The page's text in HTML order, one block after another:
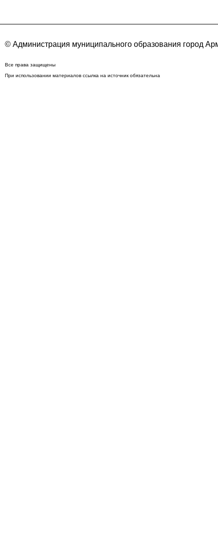
© Администрация муниципального образования город
Все права защищены
При использовании материалов ссылка на источник обязательна